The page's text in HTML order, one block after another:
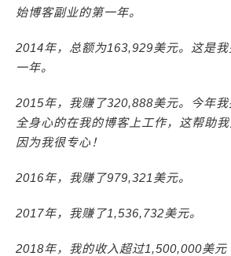
始博客副业的第一年。
2014年，总额为163,929美元。这是
一年。
2015年，我赚了320,888美元。今年我
全身心的在我的博客上工作，这帮助我
因为我很专心！
2016年，我赚了979,321美元。
2017年，我赚了1,536,732美元。
2018年，我的收入超过1,500,000美元